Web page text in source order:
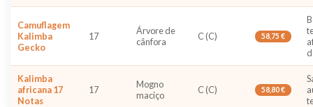
Camuflagem
Kalimba
Gecko
17
Árvore de
cânfora
C (C) 58,75 €
Kalimba
africana 17
Notas
17
Mogno
maciço
C (C) 58,80 €